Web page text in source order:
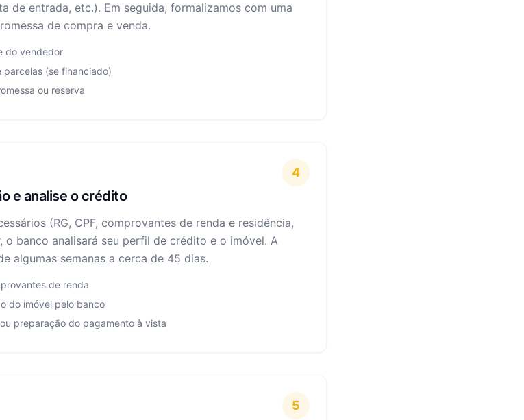
de entrada, etc.). Em seguida, formalizamos com uma
de compra e venda.
do vendedor
parcelas (se financiado)
ou reserva
4
e analise o crédito
(RG, CPF, comprovantes de renda e residência,
o banco analisará seu perfil de crédito e o imóvel. A
algumas semanas a cerca de 45 dias.
de renda
do imóvel pelo banco
preparação do pagamento à vista
5